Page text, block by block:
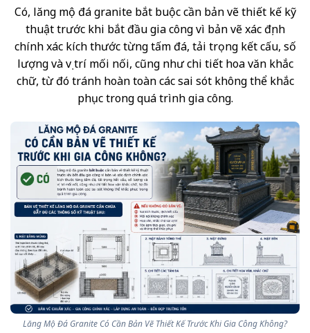
Có, lăng mộ đá granite bắt buộc cần bản vẽ thiết kế kỹ
thuật trước khi bắt đầu gia công vì bản vẽ xác định
chính xác kích thước từng tấm đá, tải trọng kết cấu, số
lượng và vị trí mối nối, cũng như chi tiết hoa văn khắc
chữ, từ đó tránh hoàn toàn các sai sót không thể khắc
phục trong quá trình gia công.
Lăng Mộ Đá Granite Có Cần Bản Vẽ Thiết Kế Trước Khi Gia Công Không?